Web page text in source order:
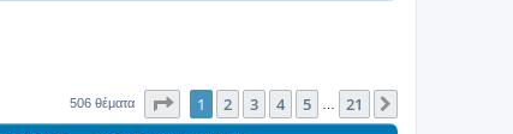
506 θέματα Σελίδα1 από 21
1 2 3 4 5 21